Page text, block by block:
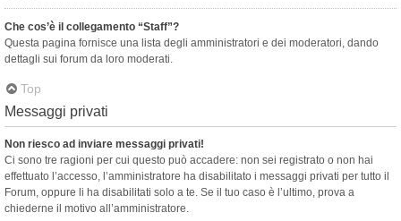
Che cos’è il collegamento “Staff”?
Questa pagina fornisce una lista degli amministratori e dei moderatori, dando
dettagli sui forum da loro moderati.
Top
Messaggi privati
Non riesco ad inviare messaggi privati!
Ci sono tre ragioni per cui questo può accadere: non sei registrato o non hai
effettuato l’accesso, l’amministratore ha disabilitato i messaggi privati per tutto il
Forum, oppure li ha disabilitati solo a te. Se il tuo caso è l’ultimo, prova a
chiederne il motivo all’amministratore.